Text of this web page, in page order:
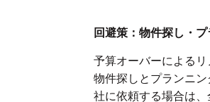
回避策：物件探し・
予算オーバーによる
物件探しとプランニ
社に依頼する場合は